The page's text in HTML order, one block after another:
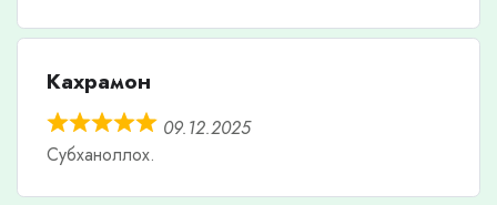
Кахрамон
09.12.2025
Субханоллох.